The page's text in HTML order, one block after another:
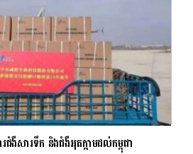
ជំងឺសារទឹក និងជំងឺអុតក្តាមដល់កម្ពុជា